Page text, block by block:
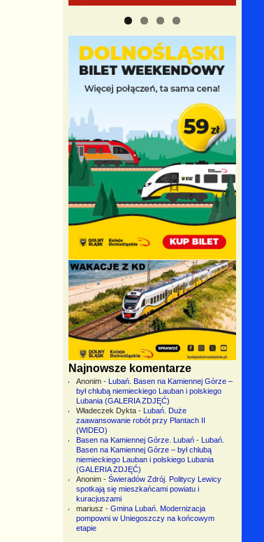
Najnowsze komentarze
Anonim- Lubań. Basen na Kamiennej Górze –
był chlubą niemieckiego Lauban i polskiego
Lubania (GALERIA ZDJĘĆ)
Władeczek Dykta- Lubań. Duże
zaawansowanie robót przy Plantach II
(WIDEO)
Basen na Kamiennej Górze. Lubań- Lubań.
Basen na Kamiennej Górze – był chlubą
niemieckiego Lauban i polskiego Lubania
(GALERIA ZDJĘĆ)
Anonim- Świeradów Zdrój. Politycy Lewicy
spotkają się mieszkańcami powiatu i
kuracjuszami
mariusz - Gmina Lubań. Modernizacja
pompowni w Uniegoszczy na końcowym
etapie